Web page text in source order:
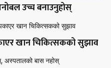
उच्च बनाउनुहोस्
खान चिकित्सकको सुझाव